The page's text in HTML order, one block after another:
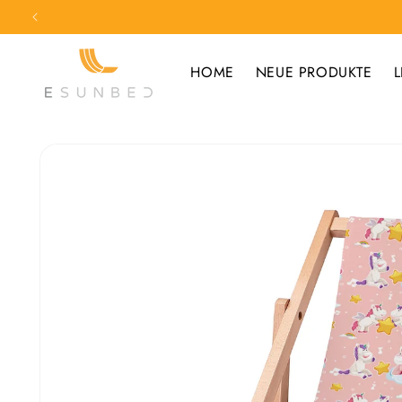
zum
Inhalt
HOME NEUE PRODUKTE